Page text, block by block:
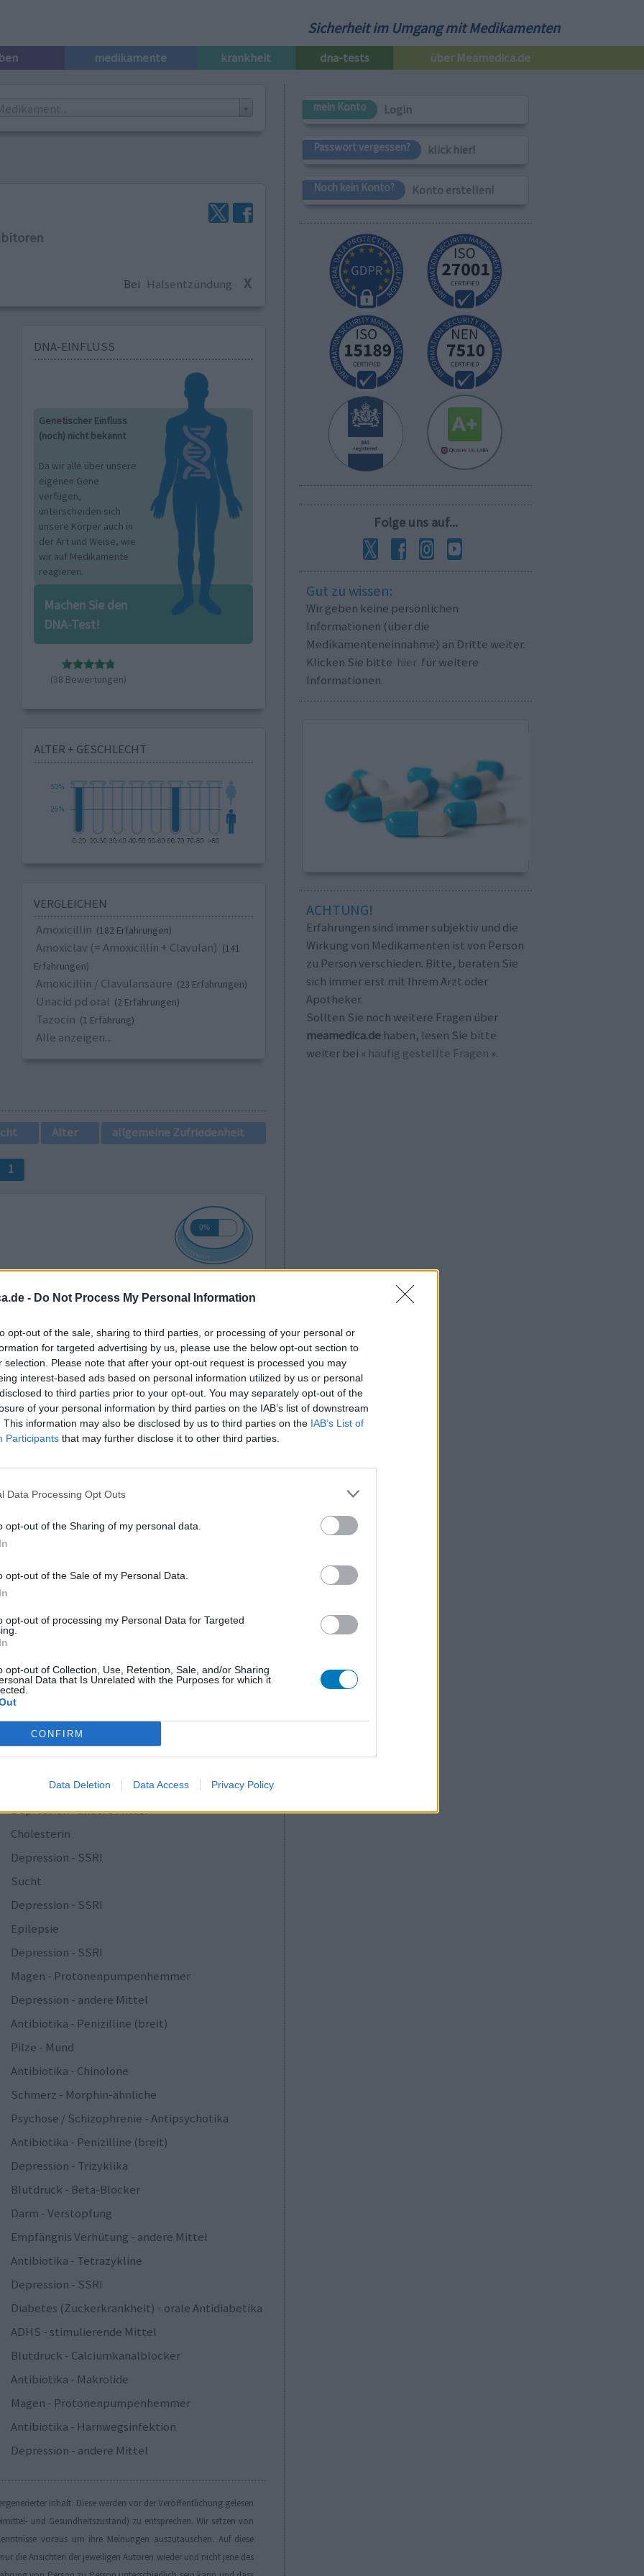
- Do Not Process My Personal Information
opt-out of the sale, sharing to third parties, or processing of your personal or
for targeted advertising by us, please use the below opt-out section to
selection. Please note that after your opt-out request is processed you may
interest-based ads based on personal information utilized by us or personal
to third parties prior to your opt-out. You may separately opt-out of the
of your personal information by third parties on the IAB’s list of downstream
This information may also be disclosed by us to third parties on the IAB’s List of
Participants that may further disclose it to other third parties.
Data Processing Opt Outs
opt-out of the Sharing of my personal data.
opt-out of the Sale of my Personal Data.
opt-out of processing my Personal Data for Targeted
opt-out of Collection, Use, Retention, Sale, and/or Sharing
Data that Is Unrelated with the Purposes for which it
CONFIRM
Data Deletion Data Access Privacy Policy
Sicherheit im Umgang mit Medikamenten
medikamente krankheit dna-tests über Meamedica.de
Bei Halsentzündung X
DNA-EINFLUSS
Genetischer Einfluss
(noch) nicht bekannt
Da wir alle über unsere
eigenen Gene
verfügen,
unterscheiden sich
unsere Körper auch in
der Art und Weise, wie
wir auf Medikamente
reagieren.
Machen Sie den
DNA-Test!
(38 Bewertungen)
ALTER + GESCHLECHT
VERGLEICHEN
Amoxicillin (182 Erfahrungen)
Amoxiclav (= Amoxicillin + Clavulan) (141
Erfahrungen)
Amoxicillin / Clavulansäure (23 Erfahrungen)
Unacid pd oral (2 Erfahrungen)
Tazocin (1 Erfahrung)
Alle anzeigen...
Alter allgemeine Zufriedenheit
1
Wirksamkeit
hatte ich
0 Kommentare
aber
und ph-neutraler Seife sind die Beschwerden
zum 2. Mal. Beim 1. Mal habe ich nicht
1
Empfängnis Verhütung - andere Mittel
Depression - SSRI
Depression - andere Mittel
Cholesterin
Depression - SSRI
Sucht
Depression - SSRI
Epilepsie
Depression - SSRI
Magen - Protonenpumpenhemmer
Depression - andere Mittel
Antibiotika - Penizilline (breit)
Pilze - Mund
Antibiotika - Chinolone
Schmerz - Morphin-ähnliche
Psychose / Schizophrenie - Antipsychotika
Antibiotika - Penizilline (breit)
Depression - Trizyklika
Blutdruck - Beta-Blocker
Darm - Verstopfung
Empfängnis Verhütung - andere Mittel
Antibiotika - Tetrazykline
Depression - SSRI
Diabetes (Zuckerkrankheit) - orale Antidiabetika
ADHS - stimulierende Mittel
Blutdruck - Calciumkanalblocker
Antibiotika - Makrolide
Magen - Protonenpumpenhemmer
Antibiotika - Harnwegsinfektion
Depression - andere Mittel
Inhalt. Diese werden vor der Veröffentlichung gelesen
und Gesundheitszustand) zu entsprechen. Wir setzen von
voraus um ihre Meinungen auszutauschen. Auf diese
die Ansichten der jeweiligen Autoren wieder und nicht jene des
mein Konto Login
Passwort vergessen? klick hier!
Noch kein Konto? Konto erstellen!
Folge uns auf...
Gut zu wissen:
Wir geben keine persönlichen
Informationen (über die
Medikamenteneinnahme) an Dritte weiter.
Klicken Sie bitte hier für weitere
Informationen.
ACHTUNG!
Erfahrungen sind immer subjektiv und die
Wirkung von Medikamenten ist von Person
zu Person verschieden. Bitte, beraten Sie
sich immer erst mit Ihrem Arzt oder
Apotheker.
Sollten Sie noch weitere Fragen über
meamedica.de haben, lesen Sie bitte
weiter bei « häufig gestellte Fragen ».